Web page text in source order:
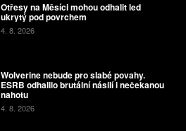
Otřesy na Měsíci mohou odhalit led
ukrytý pod povrchem
4. 8. 2026
Wolverine nebude pro slabé povahy.
ESRB odhalilo brutální násilí i nečekanou
nahotu
4. 8. 2026